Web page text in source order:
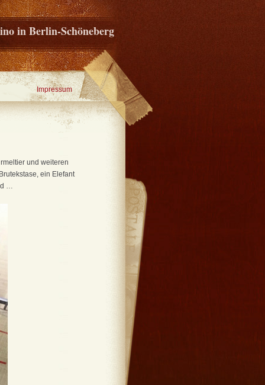
in Berlin-Schöneberg
Impressum
und weiteren
ein Elefant
…